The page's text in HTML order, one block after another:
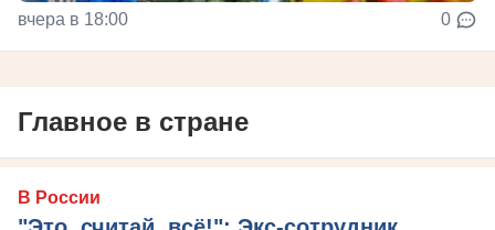
вчера в 18:00 0
Главное в стране
В России